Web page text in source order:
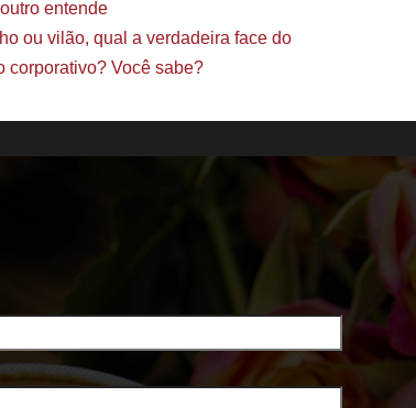
entende
ou vilão, qual a verdadeira face do
corporativo? Você sabe?